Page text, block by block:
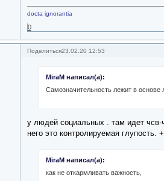
docta ignorantia
0
Поделиться23.02.20 12:53
MiraM написал(а):
Самозначительность лежит в основе
у людей социальных . там идет
него это контролируемая глупость.
MiraM написал(а):
как не откармливать важность,